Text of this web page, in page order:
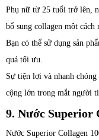
Phụ nữ từ 25 tuổi trở lên,
bổ sung collagen một cách
Bạn có thể sử dụng sản
quả tối ưu.
Sự tiện lợi và nhanh
cộng lớn trong mắt người
9. Nước Superior
Nước Superior Collagen